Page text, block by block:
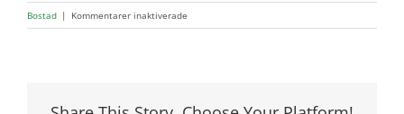
Bostad | Kommentarer inaktiverade
Jag